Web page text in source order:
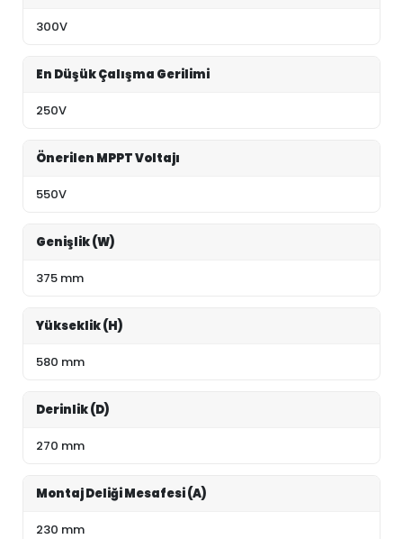
300V
En Düşük Çalışma Gerilimi
250V
Önerilen MPPT Voltajı
550V
Genişlik (W)
375 mm
Yükseklik (H)
580 mm
Derinlik (D)
270 mm
Montaj Deliği Mesafesi (A)
230 mm